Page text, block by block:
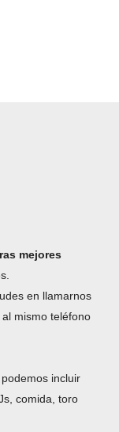
mejores
en llamarnos
mismo teléfono
, podemos incluir
comida, toro